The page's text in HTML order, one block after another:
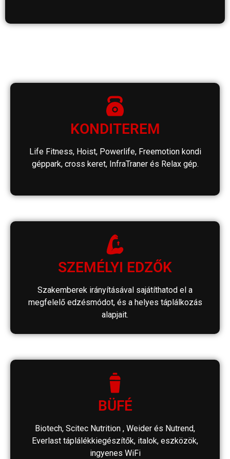
KONDITEREM
Life Fitness, Hoist, Powerlife, Freemotion kondi
géppark, cross keret, InfraTraner és Relax gép.
SZEMÉLYI EDZŐK
Szakemberek irányításával sajátíthatod el a
megfelelő edzésmódot, és a helyes táplálkozás
alapjait.
BÜFÉ
Biotech, Scitec Nutrition , Weider és Nutrend,
Everlast táplálékkiegészítők, italok, eszközök,
ingyenes WiFi